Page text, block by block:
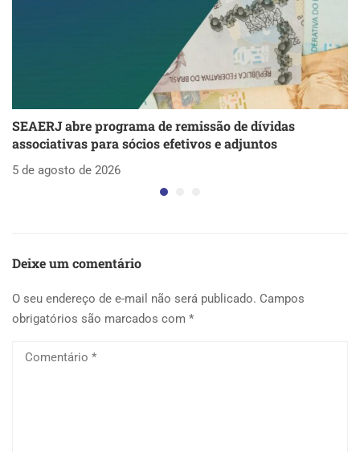
SEAERJ abre programa de remissão de dívidas
associativas para sócios efetivos e adjuntos
5 de agosto de 2026
Deixe um comentário
O seu endereço de e-mail não será publicado. Campos
obrigatórios são marcados com *